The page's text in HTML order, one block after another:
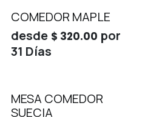
COMEDOR MAPLE
desde $ 320.00 por
31 Días
MESA COMEDOR
SUECIA